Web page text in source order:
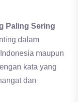
Paling Sering
dalam
maupun
kata yang
dan